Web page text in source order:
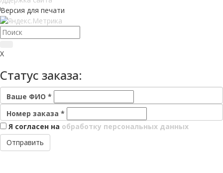
Версия для печати
X
Cтатус заказа:
Ваше ФИО *
Номер заказа *
Я согласен на обработку персональных данных
Отправить